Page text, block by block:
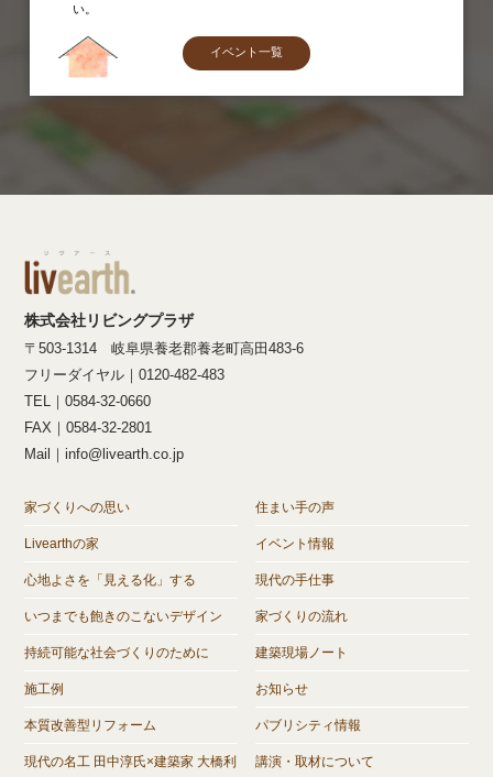
い。
イベント一覧
株式会社リビングプラザ
〒503-1314 岐阜県養老郡養老町高田483-6
フリーダイヤル｜0120-482-483
TEL｜0584-32-0660
FAX｜0584-32-2801
Mail｜info@livearth.co.jp
家づくりへの思い
Livearthの家
心地よさを「見える化」する
いつまでも飽きのこないデザイン
持続可能な社会づくりのために
施工例
本質改善型リフォーム
現代の名工 田中淳氏×建築家 大橋利
住まい手の声
イベント情報
現代の手仕事
家づくりの流れ
建築現場ノート
お知らせ
パブリシティ情報
講演・取材について